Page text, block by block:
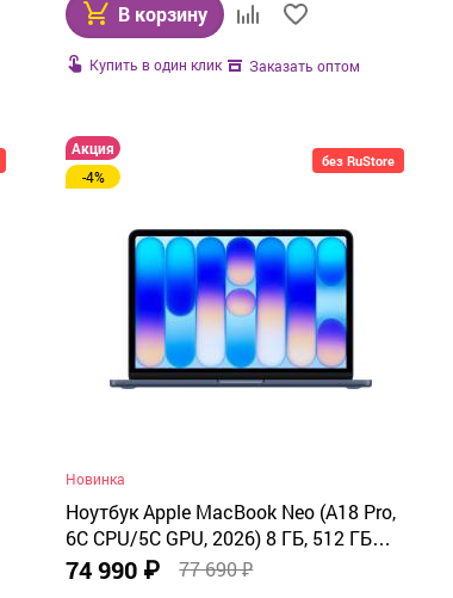
В корзину
Купить в один клик Заказать оптом
без RuStore
Акция
-4%
Новинка
Ноутбук Apple MacBook Neo (A18 Pro,
6C CPU/5C GPU, 2026) 8 ГБ, 512 ГБ
SSD, Indigo (синий) MHFG4
74 990 ₽ 77 690 ₽